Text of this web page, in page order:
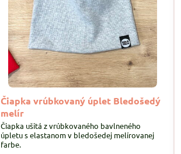
Čiapka vrúbkovaný úplet Bledošedý
melír
Čiapka ušitá z vrúbkovaného bavlneného
úpletu s elastanom v bledošedej melírovanej
farbe.